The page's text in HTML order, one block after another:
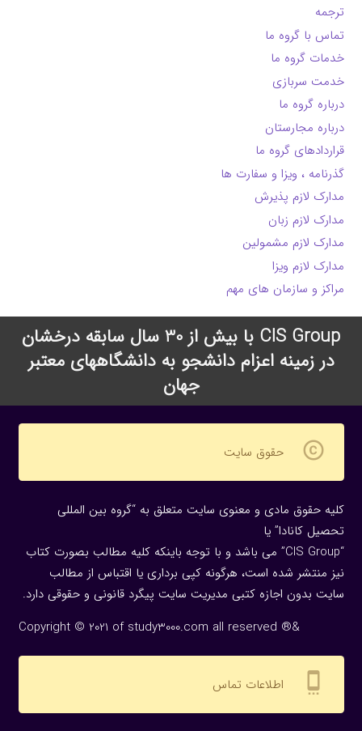
ترجمه
تماس با گروه ما
خدمات گروه ما
خدمت سربازی
درباره گروه ما
درباره مجارستان
قراردادهای گروه ما
گذرنامه ، ویزا و سفارت ها
مدارک لازم پذیرش
مدارک لازم زبان
مدارک لازم مشمولین
مدارک لازم ویزا
مراکز و سازمان های مهم
CIS Group با بیش از 30 سال سابقه درخشان
در زمینه اعزام دانشجو به دانشگاههای معتبر
جهان
copyright حقوق سایت
کلیه حقوق مادی و معنوی سایت متعلق به “گروه بین المللی
تحصیل کانادا” یا
“CIS Group” می باشد و با توجه باینکه کلیه مطالب بصورت کتاب
نیز منتشر شده است، هرگونه كپی برداری یا اقتباس از مطالب
سایت بدون اجازه كتبی مدیریت سایت پیگرد قانونی و حقوقی دارد.
Copyright © 2021 of study3000.com all reserved ®&
settings_cell اطلاعات تماس